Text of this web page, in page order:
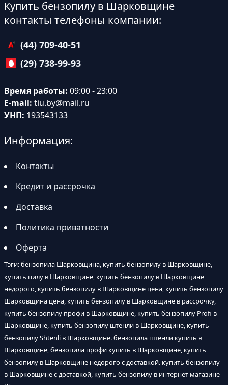
Купить бензопилу в Шарковщине
контакты телефоны компании:
(44) 709-40-51
(29) 738-99-93
Время работы: 09:00 - 23:00
E-mail: tiu.by@mail.ru
УНП: 193543133
Информация:
Контакты
Кредит и рассрочка
Доставка
Политика приватности
Оферта
Тэги: бензопила Шарковщина, купить бензопилу в Шарковщине,
купить пилу в Шарковщине, купить бензопилу в Шарковщине
недорого, купить бензопилу в Шарковщине цена, купить бензопилу
Шарковщина цена, купить бензопилу в Шарковщине в рассрочку,
купить бензопилу профи в Шарковщине, купить бензопилу Profi в
Шарковщине, купить бензопилу штенли в Шарковщине, купить
бензопилу Shtenli в Шарковщине. бензопила штенли купить в
Шарковщине, бензопила профи купить в Шарковщине, купить
бензопилу в Шарковщине недорого с доставкой. купить бензопилу
в Шарковщине с доставкой, купить бензопилу в интернет магазине